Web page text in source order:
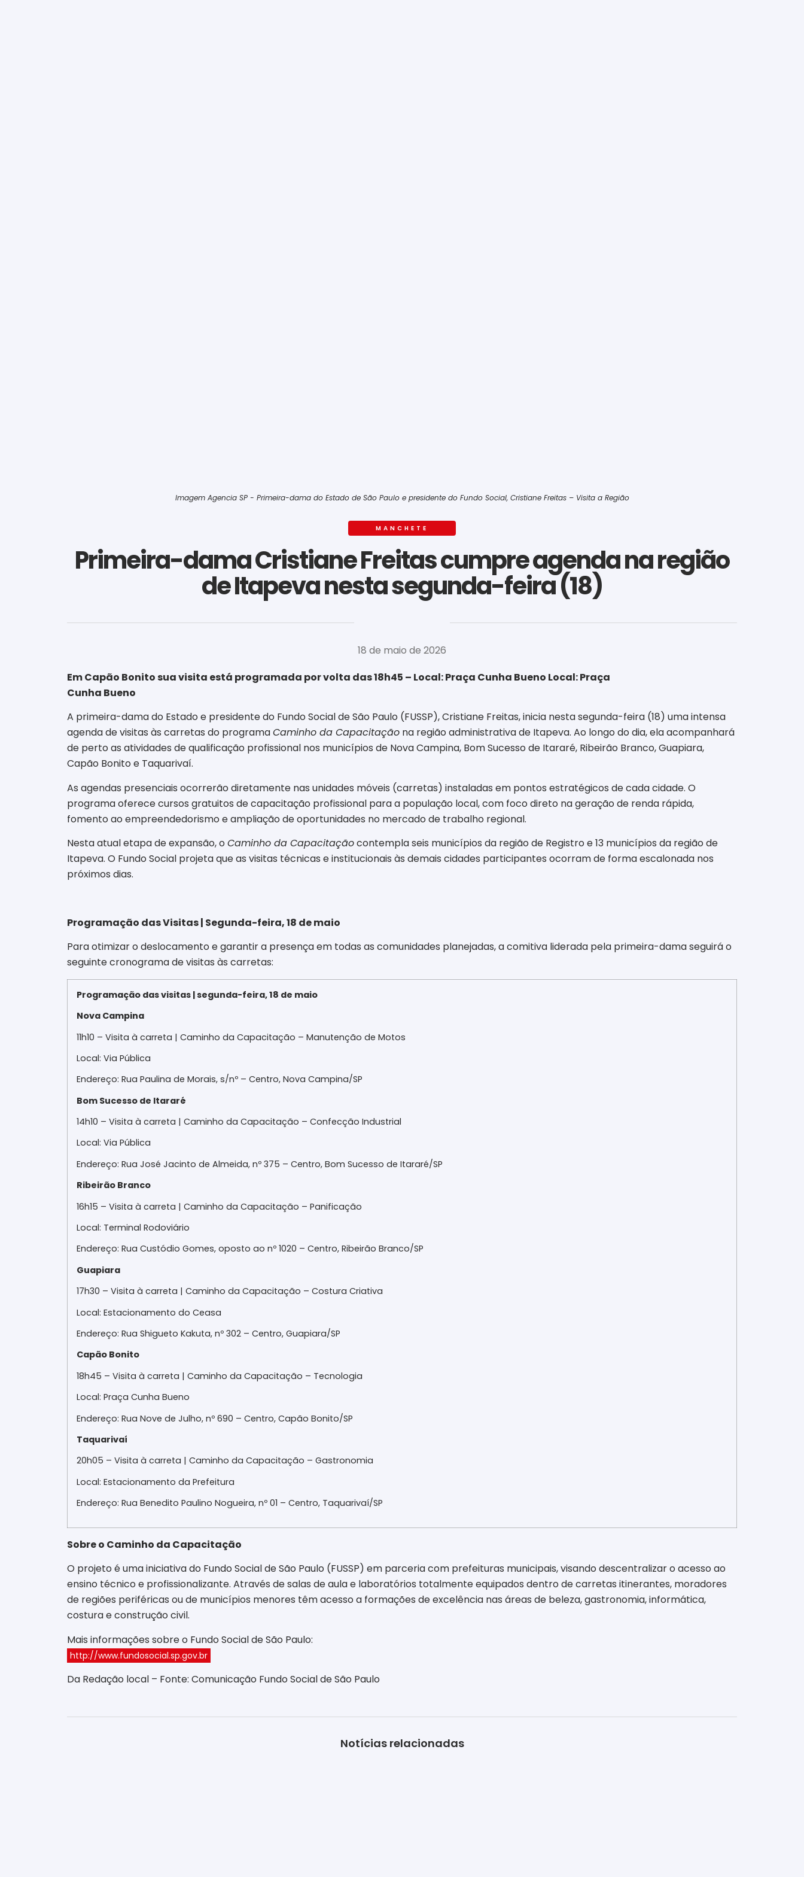
Imagem Agencia SP - Primeira-dama do Estado de São Paulo e presidente do Fundo Social, Cristiane Freitas – Visita a Região
MANCHETE
Primeira-dama Cristiane Freitas cumpre agenda na região
de Itapeva nesta segunda-feira (18)
18 de maio de 2026
Em Capão Bonito sua visita está programada por volta das 18h45 – Local: Praça Cunha Bueno Local: Praça
Cunha Bueno
A primeira-dama do Estado e presidente do Fundo Social de São Paulo (FUSSP), Cristiane Freitas, inicia nesta segunda-feira (18) uma intensa
agenda de visitas às carretas do programaCaminho da Capacitação na região administrativa de Itapeva. Ao longo do dia, ela acompanhará
de perto as atividades de qualificação profissional nos municípios de Nova Campina, Bom Sucesso de Itararé, Ribeirão Branco, Guapiara,
Capão Bonito e Taquarivaí.
As agendas presenciais ocorrerão diretamente nas unidades móveis (carretas) instaladas em pontos estratégicos de cada cidade. O
programa oferece cursos gratuitos de capacitação profissional para a população local, com foco direto na geração de renda rápida,
fomento ao empreendedorismo e ampliação de oportunidades no mercado de trabalho regional.
Nesta atual etapa de expansão, oCaminho da Capacitaçãocontempla seis municípios da região de Registro e 13 municípios da região de
Itapeva. O Fundo Social projeta que as visitas técnicas e institucionais às demais cidades participantes ocorram de forma escalonada nos
próximos dias.
Programação das Visitas | Segunda-feira, 18 de maio
Para otimizar o deslocamento e garantir a presença em todas as comunidades planejadas, a comitiva liderada pela primeira-dama seguirá o
seguinte cronograma de visitas às carretas:
Programação das visitas | segunda-feira, 18 de maio
Nova Campina
11h10 – Visita à carreta | Caminho da Capacitação – Manutenção de Motos
Local: Via Pública
Endereço: Rua Paulina de Morais, s/nº – Centro, Nova Campina/SP
Bom Sucesso de Itararé
14h10 – Visita à carreta | Caminho da Capacitação – Confecção Industrial
Local: Via Pública
Endereço: Rua José Jacinto de Almeida, nº 375 – Centro, Bom Sucesso de Itararé/SP
Ribeirão Branco
16h15 – Visita à carreta | Caminho da Capacitação – Panificação
Local: Terminal Rodoviário
Endereço: Rua Custódio Gomes, oposto ao nº 1020 – Centro, Ribeirão Branco/SP
Guapiara
17h30 – Visita à carreta | Caminho da Capacitação – Costura Criativa
Local: Estacionamento do Ceasa
Endereço: Rua Shigueto Kakuta, nº 302 – Centro, Guapiara/SP
Capão Bonito
18h45 – Visita à carreta | Caminho da Capacitação – Tecnologia
Local: Praça Cunha Bueno
Endereço: Rua Nove de Julho, nº 690 – Centro, Capão Bonito/SP
Taquarivaí
20h05 – Visita à carreta | Caminho da Capacitação – Gastronomia
Local: Estacionamento da Prefeitura
Endereço: Rua Benedito Paulino Nogueira, nº 01 – Centro, Taquarivaí/SP
Sobre o Caminho da Capacitação
O projeto é uma iniciativa do Fundo Social de São Paulo (FUSSP) em parceria com prefeituras municipais, visando descentralizar o acesso ao
ensino técnico e profissionalizante. Através de salas de aula e laboratórios totalmente equipados dentro de carretas itinerantes, moradores
de regiões periféricas ou de municípios menores têm acesso a formações de excelência nas áreas de beleza, gastronomia, informática,
costura e construção civil.
Mais informações sobre o Fundo Social de São Paulo:
http://www.fundosocial.sp.gov.br
Da Redação local – Fonte: Comunicação Fundo Social de São Paulo
Notícias relacionadas